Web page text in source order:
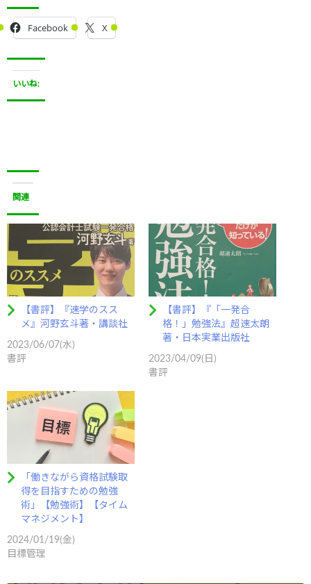
Facebook X
いいね:
関連
【書評】『速学のスス
メ』河野玄斗著・講談社
2023/06/07(水)
書評
【書評】『「一発合
格！」勉強法』超速太朗
著・日本実業出版社
2023/04/09(日)
書評
「働きながら資格試験取
得を目指すための勉強
術」【勉強術】【タイム
マネジメント】
2024/01/19(金)
目標管理